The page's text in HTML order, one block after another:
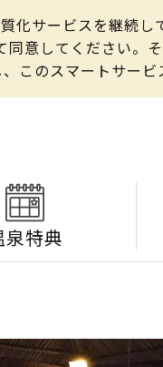
サービスを継続
意してください
このスマートサービ
泉特典